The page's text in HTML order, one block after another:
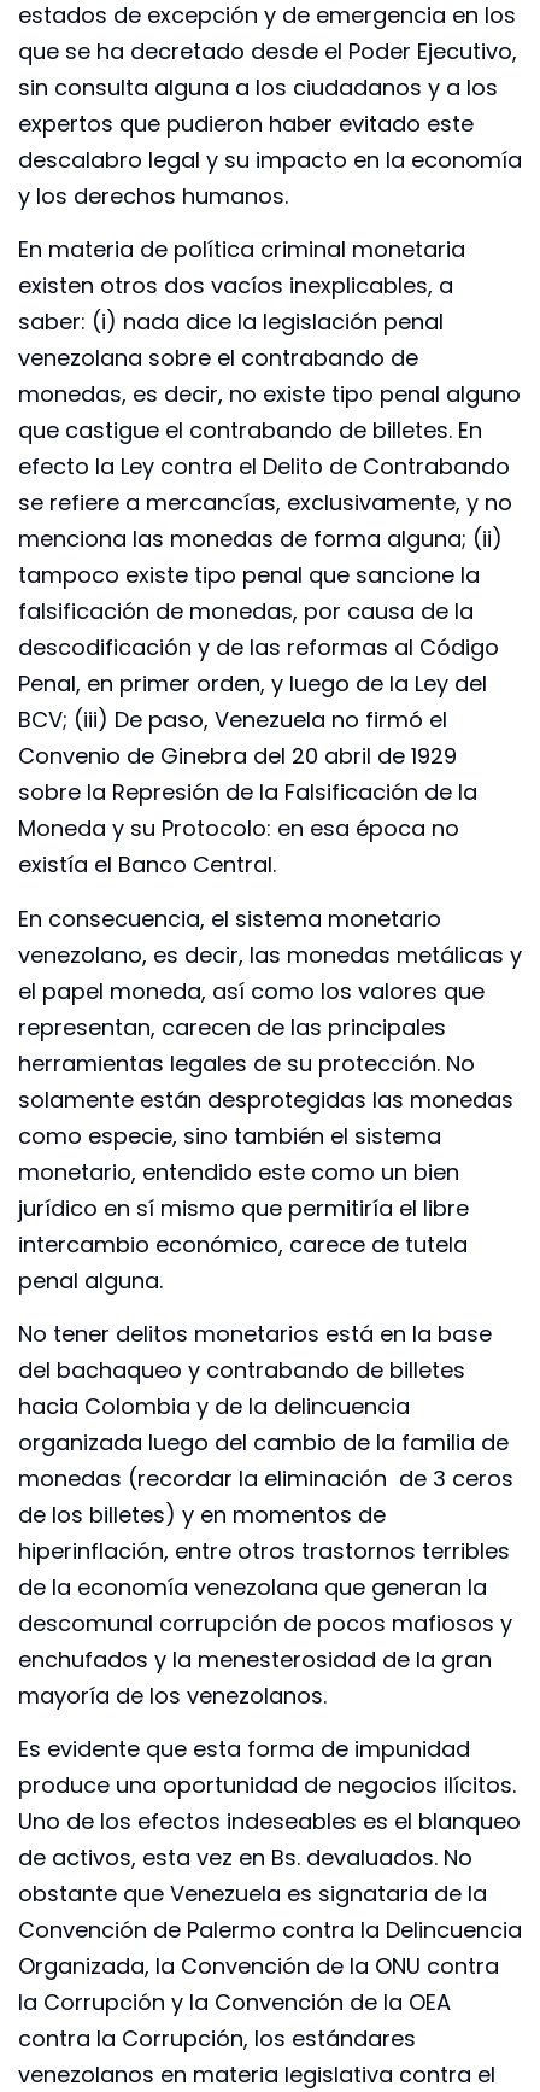
estados de excepción y de emergencia en los
que se ha decretado desde el Poder Ejecutivo,
sin consulta alguna a los ciudadanos y a los
expertos que pudieron haber evitado este
descalabro legal y su impacto en la economía
y los derechos humanos.
En materia de política criminal monetaria
existen otros dos vacíos inexplicables, a
saber: (i) nada dice la legislación penal
venezolana sobre el contrabando de
monedas, es decir, no existe tipo penal alguno
que castigue el contrabando de billetes. En
efecto la Ley contra el Delito de Contrabando
se refiere a mercancías, exclusivamente, y no
menciona las monedas de forma alguna; (ii)
tampoco existe tipo penal que sancione la
falsificación de monedas, por causa de la
descodificación y de las reformas al Código
Penal, en primer orden, y luego de la Ley del
BCV; (iii) De paso, Venezuela no firmó el
Convenio de Ginebra del 20 abril de 1929
sobre la Represión de la Falsificación de la
Moneda y su Protocolo: en esa época no
existía el Banco Central.
En consecuencia, el sistema monetario
venezolano, es decir, las monedas metálicas y
el papel moneda, así como los valores que
representan, carecen de las principales
herramientas legales de su protección. No
solamente están desprotegidas las monedas
como especie, sino también el sistema
monetario, entendido este como un bien
jurídico en sí mismo que permitiría el libre
intercambio económico, carece de tutela
penal alguna.
No tener delitos monetarios está en la base
del bachaqueo y contrabando de billetes
hacia Colombia y de la delincuencia
organizada luego del cambio de la familia de
monedas (recordar la eliminación de 3 ceros
de los billetes) y en momentos de
hiperinflación, entre otros trastornos terribles
de la economía venezolana que generan la
descomunal corrupción de pocos mafiosos y
enchufados y la menesterosidad de la gran
mayoría de los venezolanos.
Es evidente que esta forma de impunidad
produce una oportunidad de negocios ilícitos.
Uno de los efectos indeseables es el blanqueo
de activos, esta vez en Bs. devaluados. No
obstante que Venezuela es signataria de la
Convención de Palermo contra la Delincuencia
Organizada, la Convención de la ONU contra
la Corrupción y la Convención de la OEA
contra la Corrupción, los estándares
venezolanos en materia legislativa contra el